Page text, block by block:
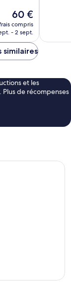
Le
nouveau
prix
de
60 €
compris
- 2 sept.
similaires
et les
de récompenses